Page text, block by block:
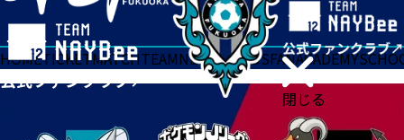
閉じる
HOMETICKETMATCHTEAMNEWSGOODSFANACADEMY